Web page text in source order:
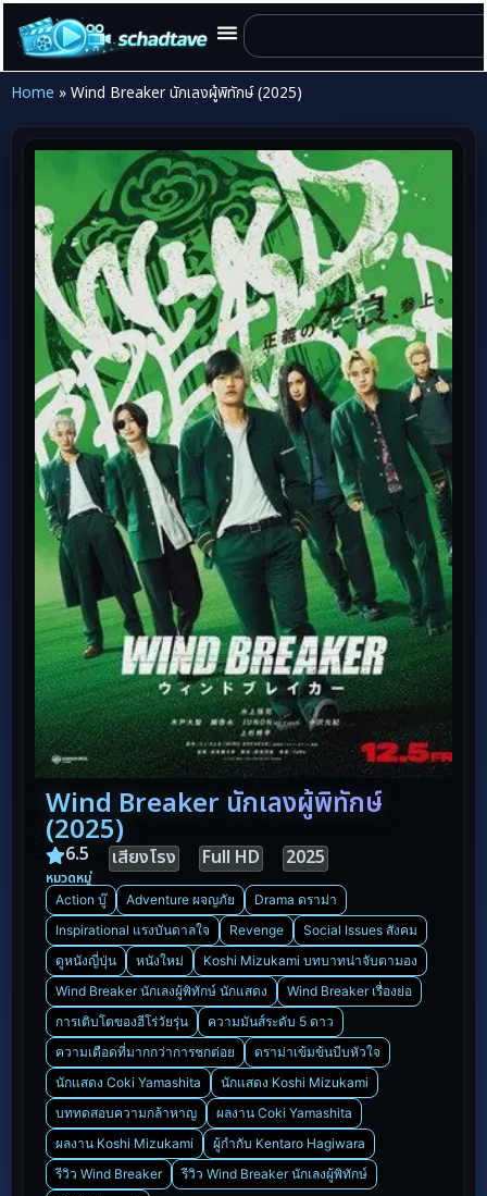
Home » Wind Breaker นักเลงผู้พิทักษ์ (2025)
Wind Breaker นักเลงผู้พิทักษ์
(2025)
6.5 เสียงโรง Full HD 2025
หมวดหมู่
Action บู๊ Adventure ผจญภัย
Drama ดราม่า
Inspirational แรงบันดาลใจ
Revenge
Social Issues สังคม
ดูหนังญี่ปุ่น
หนังใหม่
Koshi Mizukami บทบาทน่าจับตามอง
Wind Breaker นักเลงผู้พิทักษ์ นักแสดง
Wind Breaker เรื่องย่อ
การเติบโตของฮีโร่วัยรุ่น
ความมันส์ระดับ 5 ดาว
ความเดือดที่มากกว่าการชกต่อย
ดราม่าเข้มข้นบีบหัวใจ
นักแสดง Coki Yamashita
นักแสดง Koshi Mizukami
บททดสอบความกล้าหาญ
ผลงาน Coki Yamashita
ผลงาน Koshi Mizukami
ผู้กำกับ Kentaro Hagiwara
รีวิว Wind Breaker
รีวิว Wind Breaker นักเลงผู้พิทักษ์